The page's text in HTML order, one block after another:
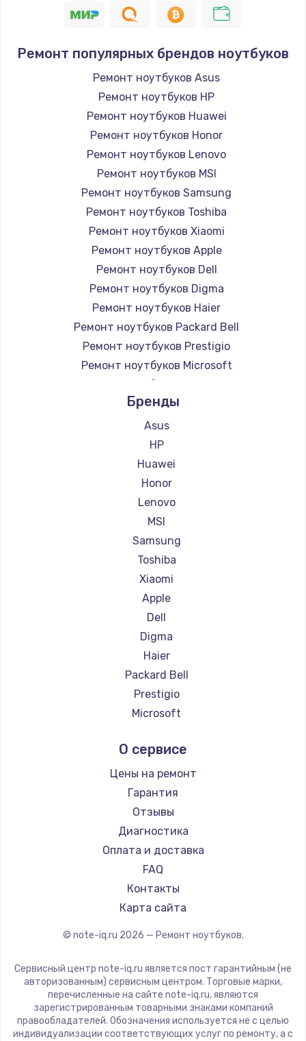
Ремонт популярных брендов ноутбуков
Ремонт ноутбуков Asus
Ремонт ноутбуков HP
Ремонт ноутбуков Huawei
Ремонт ноутбуков Honor
Ремонт ноутбуков Lenovo
Ремонт ноутбуков MSI
Ремонт ноутбуков Samsung
Ремонт ноутбуков Toshiba
Ремонт ноутбуков Xiaomi
Ремонт ноутбуков Apple
Ремонт ноутбуков Dell
Ремонт ноутбуков Digma
Ремонт ноутбуков Haier
Ремонт ноутбуков Packard Bell
Ремонт ноутбуков Prestigio
Ремонт ноутбуков Microsoft
Ремонт ноутбуков Alienware
Ремонт ноутбуков Aquarius
Ремонт ноутбуков Gigabyte
Ремонт ноутбуков Aorus
Ремонт ноутбуков Maibenben
Ремонт ноутбуков Getac
Ремонт ноутбуков Epson
Ремонт ноутбуков Philips
Ремонт ноутбуков LG
Ремонт ноутбуков Panasonic
Ремонт ноутбуков Irbis
Ремонт ноутбуков Thunderobot
Ремонт ноутбуков Hasee
Ремонт ноутбуков ZTE
Ремонт ноутбуков Hiper
Ремонт ноутбуков Evga
Ремонт ноутбуков Google
Ремонт ноутбуков Echips
Ремонт ноутбуков Predator
Ремонт ноутбуков iru
Ремонт ноутбуков Machenike
Ремонт ноутбуков DEXP
Ремонт ноутбуков Teclast
Ремонт ноутбуков CHUWI
Ремонт ноутбуков Colorful
Бренды
Asus
HP
Huawei
Honor
Lenovo
MSI
Samsung
Toshiba
Xiaomi
Apple
Dell
Digma
Haier
Packard Bell
Prestigio
Microsoft
Aquarius
Gigabyte
Aorus
Maibenben
Getac
Epson
Philips
LG
Panasonic
ZTE
Hiper
Evga
О сервисе
Цены на ремонт
Гарантия
Отзывы
Диагностика
Оплата и доставка
FAQ
Контакты
Карта сайта
© note-iq.ru 2026 — Ремонт ноутбуков.
Сервисный центр note-iq.ru является пост гарантийным (не
авторизованным) сервисным центром. Торговые марки,
перечисленные на сайте note-iq.ru, являются
зарегистрированным товарными знаками компаний
правообладателей. Обозначения используется не с целью
индивидуализации соответствующих услуг по ремонту, а с